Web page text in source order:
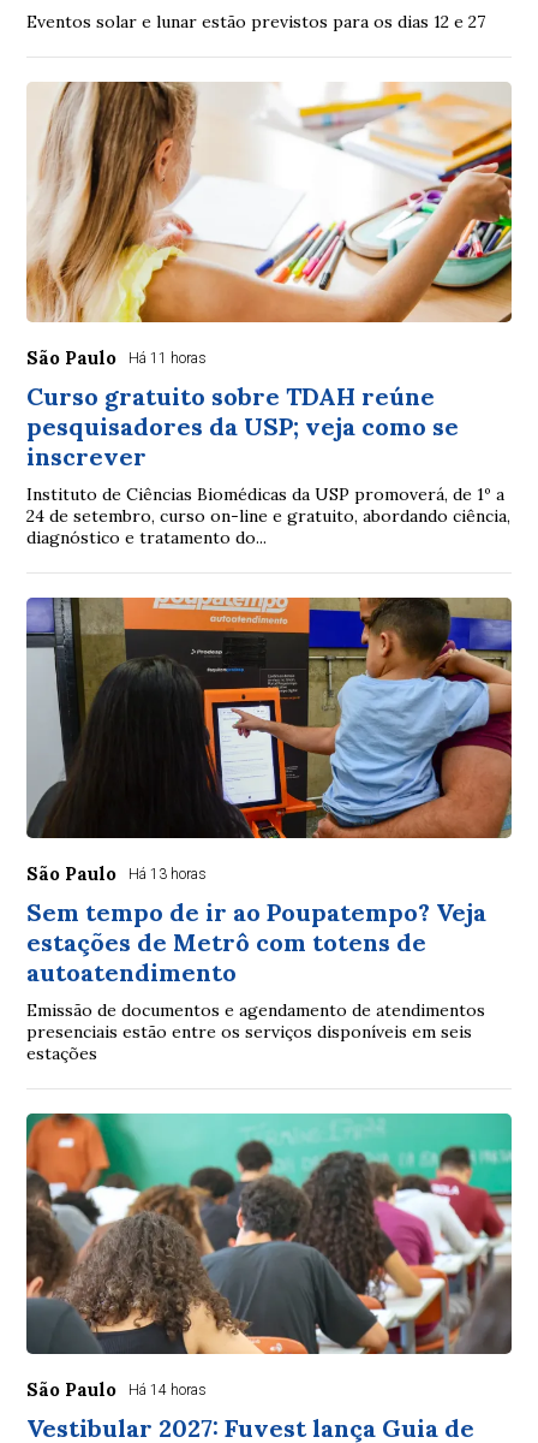
Eventos solar e lunar estão previstos para os dias 12 e 27
São Paulo Há 11 horas
Curso gratuito sobre TDAH reúne
pesquisadores da USP; veja como se
inscrever
Instituto de Ciências Biomédicas da USP promoverá, de 1º a
24 de setembro, curso on-line e gratuito, abordando ciência,
diagnóstico e tratamento do...
São Paulo Há 13 horas
Sem tempo de ir ao Poupatempo? Veja
estações de Metrô com totens de
autoatendimento
Emissão de documentos e agendamento de atendimentos
presenciais estão entre os serviços disponíveis em seis
estações
São Paulo Há 14 horas
Vestibular 2027: Fuvest lança Guia de